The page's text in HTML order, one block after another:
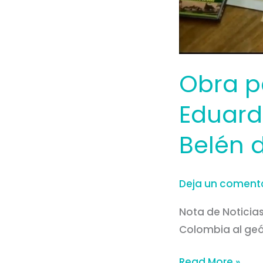
Obra
Belén
Deja un
Nota de
Colombia al
Bajirá
chocoano